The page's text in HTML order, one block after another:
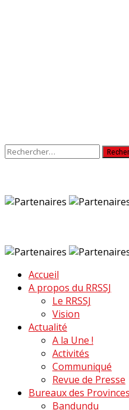
Rechercher :
Accueil
A propos du RRSSJ
Le RRSSJ
Vision
Actualité
A la Une !
Activités
Communiqué
Revue de Presse
Bureaux des Provinces
Bandundu